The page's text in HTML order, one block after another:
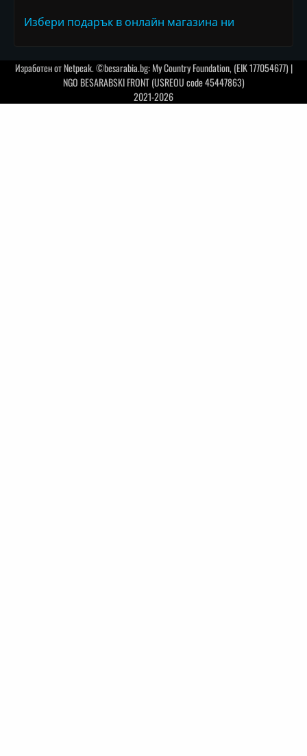
Избери подарък в онлайн магазина ни
Изработен отNetpeak. ©besarabia.bg: My Country Foundation, (EIK 177054677) |
NGO BESARABSKI FRONT (USREOU code 45447863)
2021-2026